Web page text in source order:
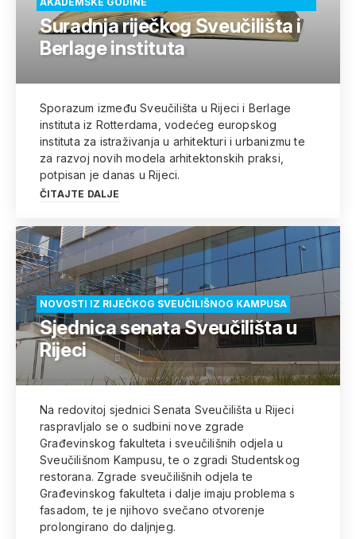
Suradnja riječkog Sveučilišta i
Berlage instituta
Sporazum između Sveučilišta u Rijeci i Berlage
instituta iz Rotterdama, vodećeg europskog
instituta za istraživanja u arhitekturi i urbanizmu te
za razvoj novih modela arhitektonskih praksi,
potpisan je danas u Rijeci.
ČITAJTE DALJE
NOVOSTI IZ RIJEČKOG SVEUČILIŠNOG KAMPUSA
Sjednica senata Sveučilišta u
Rijeci
Na redovitoj sjednici Senata Sveučilišta u Rijeci
raspravljalo se o sudbini nove zgrade
Građevinskog fakulteta i sveučilišnih odjela u
Sveučilišnom Kampusu, te o zgradi Studentskog
restorana. Zgrade sveučilišnih odjela te
Građevinskog fakulteta i dalje imaju problema s
fasadom, te je njihovo svečano otvorenje
prolongirano do daljnjeg.